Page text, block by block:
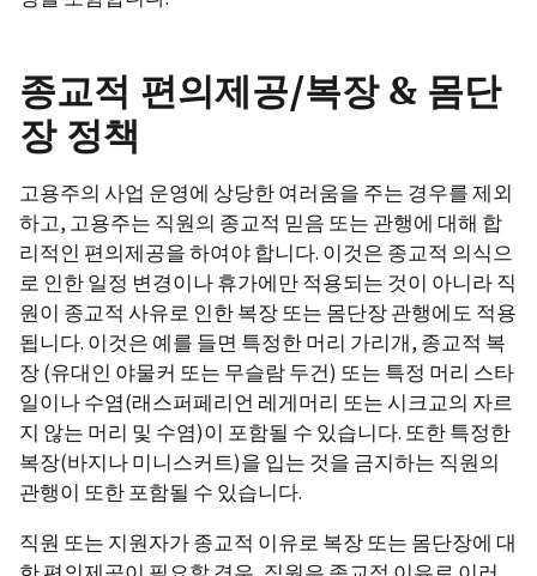
종교적 편의제공/복장 & 몸단
장 정책
고용주의 사업 운영에 상당한 여러움을 주는 경우를 제외
하고, 고용주는 직원의 종교적 믿음 또는 관행에 대해 합
리적인 편의제공을 하여야 합니다. 이것은 종교적 의식으
로 인한 일정 변경이나 휴가에만 적용되는 것이 아니라 직
원이 종교적 사유로 인한 복장 또는 몸단장 관행에도 적용
됩니다. 이것은 예를 들면 특정한 머리 가리개, 종교적 복
장 (유대인 야물커 또는 무슬람 두건) 또는 특정 머리 스타
일이나 수염(래스퍼페리언 레게머리 또는 시크교의 자르
지 않는 머리 및 수염)이 포함될 수 있습니다. 또한 특정한
복장(바지나 미니스커트)을 입는 것을 금지하는 직원의
관행이 또한 포함될 수 있습니다.
직원 또는 지원자가 종교적 이유로 복장 또는 몸단장에 대